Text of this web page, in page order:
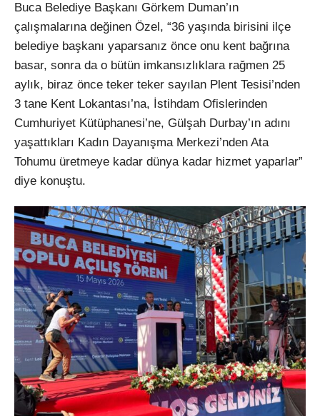
Buca Belediye Başkanı Görkem Duman’ın
çalışmalarına değinen Özel, “36 yaşında birisini ilçe
belediye başkanı yaparsanız önce onu kent bağrına
basar, sonra da o bütün imkansızlıklara rağmen 25
aylık, biraz önce teker teker sayılan Plent Tesisi’nden
3 tane Kent Lokantası’na, İstihdam Ofislerinden
Cumhuriyet Kütüphanesi’ne, Gülşah Durbay’ın adını
yaşattıkları Kadın Dayanışma Merkezi’nden Ata
Tohumu üretmeye kadar dünya kadar hizmet yaparlar”
diye konuştu.